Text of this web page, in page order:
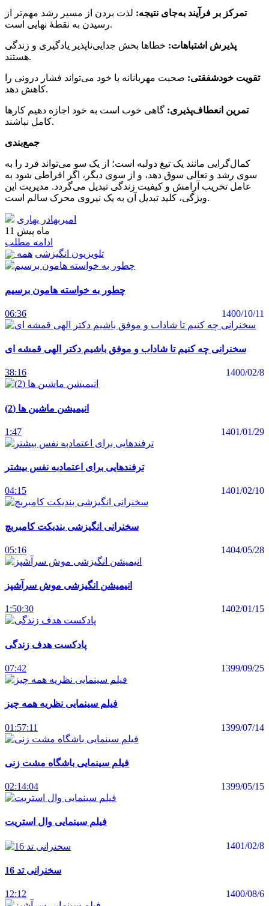
تمرکز بر فرآیند به‌جای نتیجه: لذت بردن از مسیر رشد مهم‌تر از
رسیدن به نقطهٔ نهایی است.
پذیرش اشتباهات: خطاها بخش جدایی‌ناپذیر یادگیری و زندگی
هستند.
تقویت خودشفقتی: صحبت مهربانانه با خود می‌تواند فشار درونی را
کاهش دهد.
تمرین انعطاف‌پذیری: گاهی خوب است به خود اجازه دهیم کارها
کامل نباشند.
جمع‌بندی
کمال‌گرایی مانند یک تیغ دولبه است؛ از یک سو می‌تواند فرد را به
سوی رشد و تعالی سوق دهد، و از سوی دیگر، اگر افراطی شود به
عامل تخریب آرامش و کیفیت زندگی تبدیل می‌گردد. مدیریت این
ویژگی، کلید تبدیل آن به یک نیروی محرک سالم است.
امیربهادر بهاری
11 ماه پیش
ادامه مطلب
تلویزیون انگیزشی همه
چطور به خواسته هامون برسیم
1400/10/11
06:36
سخنرانی چه کنیم تا شاداب و موفق باشیم دکتر الهی قمشه ای
1400/02/8
38:16
انیمیشن ماشین ها (2)
1401/01/29
1:47
ترفندهایی برای اعتمادبه نفس بیشتر
1401/02/10
04:15
سخنرانی انگیزشی بندیکت کامبربچ
1404/05/28
05:16
انیمیشن انگیزشی موش سرآشپز
1402/01/15
1:50:30
پادکست هدف زندگی
1399/09/25
07:42
فیلم سینمایی نظریه همه چیز
1399/07/14
01:57:11
فیلم سینمایی باشگاه مشت زنی
1399/05/15
02:14:04
فیلم سینمایی وال استریت
1401/02/8
سخنرانی تد 16
1400/08/6
12:12